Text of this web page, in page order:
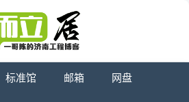
标准馆 邮箱 网盘